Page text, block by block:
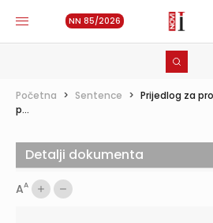
NN 85/2026
Početna > Sentence > Prijedlog za
p...
AA
Detalji dokumenta